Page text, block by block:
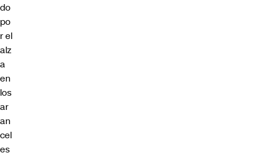
do
po
r el
alz
a
en
los
ar
an
cel
es